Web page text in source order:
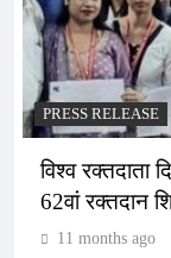
PRESS RELEASE
विश्व रक्तदाता
62वां रक्तदान
11 months ago